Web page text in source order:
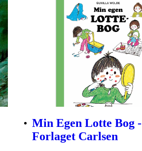
Min Egen Lotte Bog -
Forlaget Carlsen